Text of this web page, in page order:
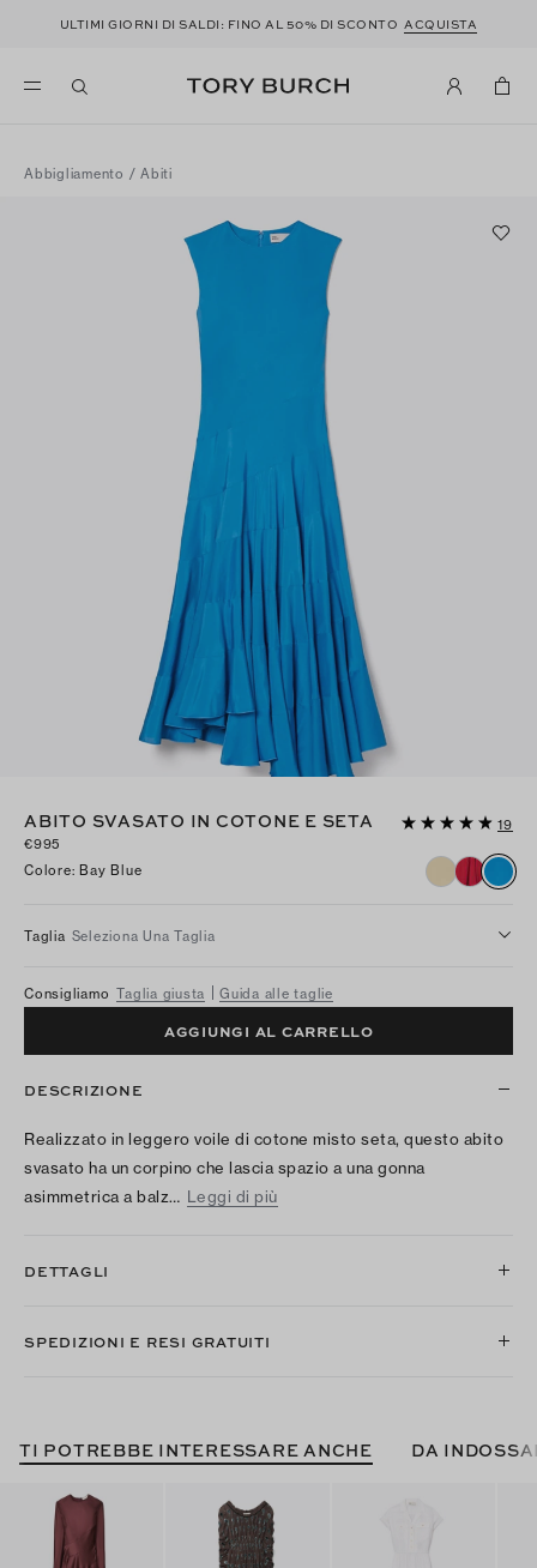
ULTIMI GIORNI DI SALDI: FINO AL 50% DI SCONTO ACQUISTA
Abbigliamento / Abiti
ABITO SVASATO IN COTONE E SETA
19
€995
Colore: Bay Blue
Taglia Seleziona Una Taglia
Consigliamo Taglia giusta Guida alle taglie
AGGIUNGI AL CARRELLO
DESCRIZIONE
Realizzato in leggero voile di cotone misto seta, questo abito
svasato ha un corpino che lascia spazio a una gonna
asimmetrica a balz… Leggi di più
DETTAGLI
SPEDIZIONI E RESI GRATUITI
TI POTREBBE INTERESSARE ANCHE DA